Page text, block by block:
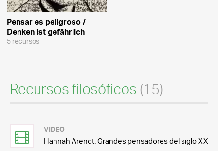
Pensar es peligroso /
Denken ist gefährlich
5 recursos
Recursos filosóficos (15)
VIDEO
Hannah Arendt. Grandes pensadores del siglo XX